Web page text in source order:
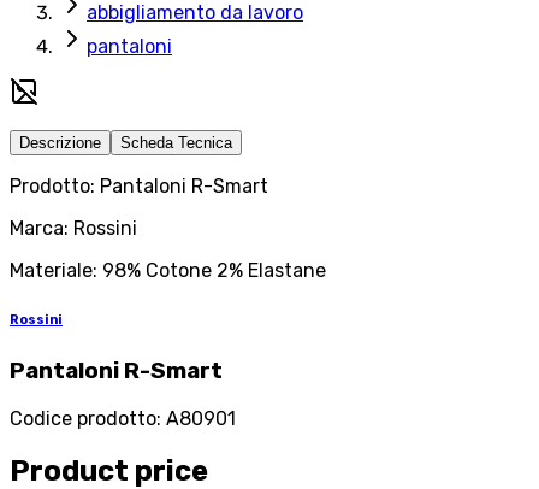
abbigliamento da lavoro
pantaloni
Descrizione Scheda Tecnica
Prodotto: Pantaloni R-Smart
Marca: Rossini
Materiale: 98% Cotone 2% Elastane
Rossini
Pantaloni R-Smart
Codice prodotto: A80901
Product price